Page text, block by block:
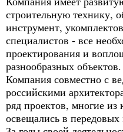
строительную технику,
инструмент,
специалистов - все
проектирования и
разнообразных объектов.
Компания совместно с
российскими
ряд проектов, многие
освещались в передовых